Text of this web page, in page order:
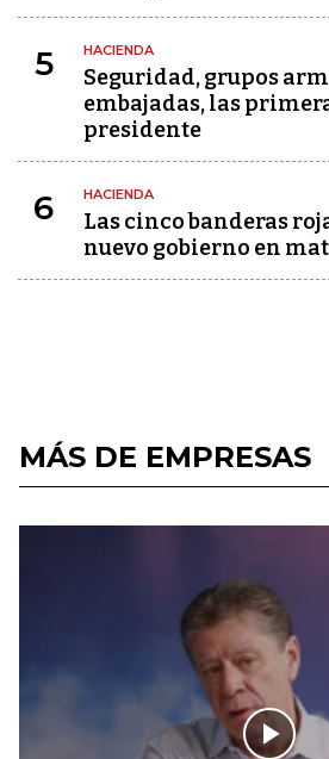
5 HACIENDA
Seguridad, grupos
embajadas, las
presidente
6 HACIENDA
Las cinco banderas
nuevo gobierno en
MÁS DE EMPRESAS